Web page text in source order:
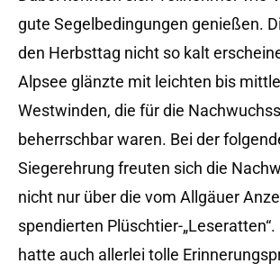
gute Segelbedingungen genießen.
den Herbsttag nicht so kalt
Alpsee glänzte mit leichten bis
Westwinden, die für die
beherrschbar waren. Bei der
Siegerehrung freuten sich die
nicht nur über die vom Allgäuer
spendierten Plüschtier-„Leseratten“.
hatte auch allerlei tolle